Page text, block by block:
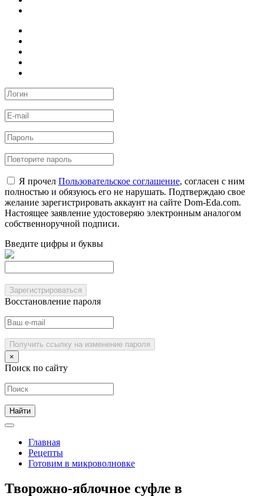
Я прочел Пользовательское соглашение, согласен с ним
полностью и обязуюсь его не нарушать. Подтверждаю свое
желание зарегистрировать аккаунт на сайте Dom-Eda.com.
Настоящее заявление удостоверяю электронным аналогом
собственноручной подписи.
Введите цифры и буквы
Зарегистрироваться
Восстановление пароля
Получить ссылку на изменение пароля
×
Поиск по сайту
Главная
Рецепты
Готовим в микроволновке
Творожно-яблочное суфле в